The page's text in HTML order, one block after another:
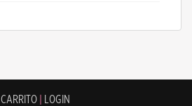
CARRITO| LOGIN